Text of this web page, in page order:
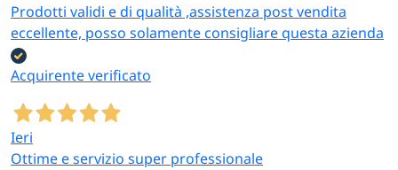
Prodotti validi e di qualità ,assistenza post vendita
eccellente, posso solamente consigliare questa azienda
Acquirente verificato
Ieri
Ottime e servizio super professionale